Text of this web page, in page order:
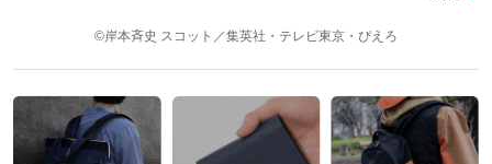
メOPをFLOWやKANA-BOONらが担当。舞台に佐藤流司氏や北村諒氏な
中。 ここでは『NARUTO-ナルト- 疾風伝』コラボのバッグをはじめ、財
布やシューズなど…『NARUTO-ナルト-』シリーズとのコラボファッシ
ョンアイテムをご紹介いたします。
©岸本斉史 スコット／集英社・テレビ東京・ぴえろ